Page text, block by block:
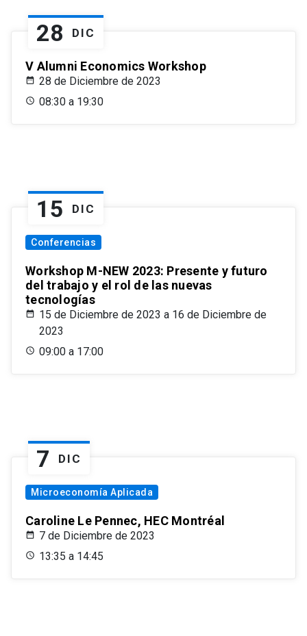
28 DIC
V Alumni Economics Workshop
28 de Diciembre de 2023
08:30 a 19:30
15 DIC
Conferencias
Workshop M-NEW 2023: Presente y futuro
del trabajo y el rol de las nuevas
tecnologías
15 de Diciembre de 2023 a 16 de Diciembre de
2023
09:00 a 17:00
7 DIC
Microeconomía Aplicada
Caroline Le Pennec, HEC Montréal
7 de Diciembre de 2023
13:35 a 14:45